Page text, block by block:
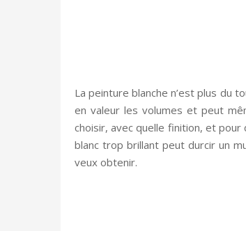
La peinture blanche n’est plus du
en valeur les volumes et peut
choisir, avec quelle finition, et pour
blanc trop brillant peut durcir un
veux obtenir.